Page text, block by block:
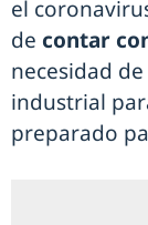
el
de contar
necesidad
industrial
preparado